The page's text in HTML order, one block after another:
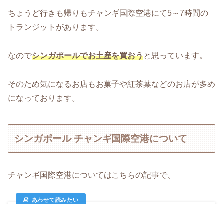
ちょうど行きも帰りもチャンギ国際空港にて5～7時間の
トランジットがあります。
なのでシンガポールでお土産を買おうと思っています。
そのため気になるお店もお菓子や紅茶葉などのお店が多め
になっております。
シンガポール チャンギ国際空港について
チャンギ国際空港についてはこちらの記事で、